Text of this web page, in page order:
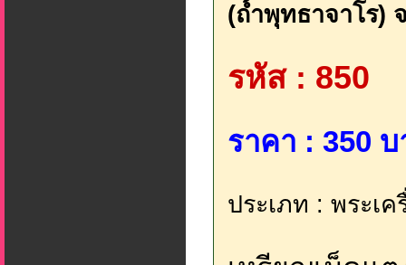
(ถ้ำพุทธาจาโร)
รหัส : 850
ราคา : 350
ประเภท : พระเ